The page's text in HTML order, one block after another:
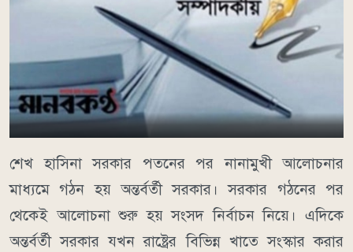
শেখ হাসিনা সরকার পতনের পর নানামুখী আলোচনার
মাধ্যমে গঠন হয় অন্তর্বর্তী সরকার। সরকার গঠনের পর
থেকেই আলোচনা শুরু হয় সংসদ নির্বাচন নিয়ে। এদিকে
অন্তর্বর্তী সরকার যখন রাষ্ট্রের বিভিন্ন খাতে সংস্কার করার